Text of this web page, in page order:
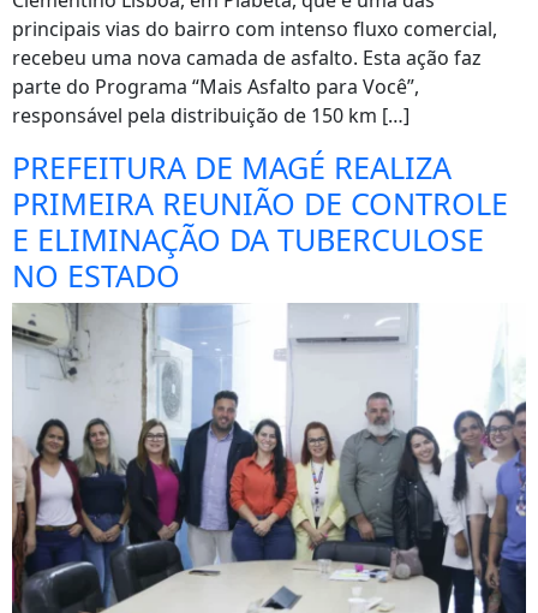
principais vias do bairro com intenso fluxo comercial,
recebeu uma nova camada de asfalto. Esta ação faz
parte do Programa “Mais Asfalto para Você”,
responsável pela distribuição de 150 km […]
PREFEITURA DE MAGÉ REALIZA
PRIMEIRA REUNIÃO DE CONTROLE
E ELIMINAÇÃO DA TUBERCULOSE
NO ESTADO